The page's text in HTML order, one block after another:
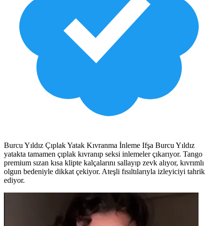
Burcu Yıldız Çıplak Yatak Kıvranma İnleme Ifşa Burcu Yıldız
yatakta tamamen çıplak kıvranıp seksi inlemeler çıkarıyor. Tango
premium sızan kısa klipte kalçalarını sallayıp zevk alıyor, kıvrımlı
olgun bedeniyle dikkat çekiyor. Ateşli fısıltılarıyla izleyiciyi tahrik
ediyor.